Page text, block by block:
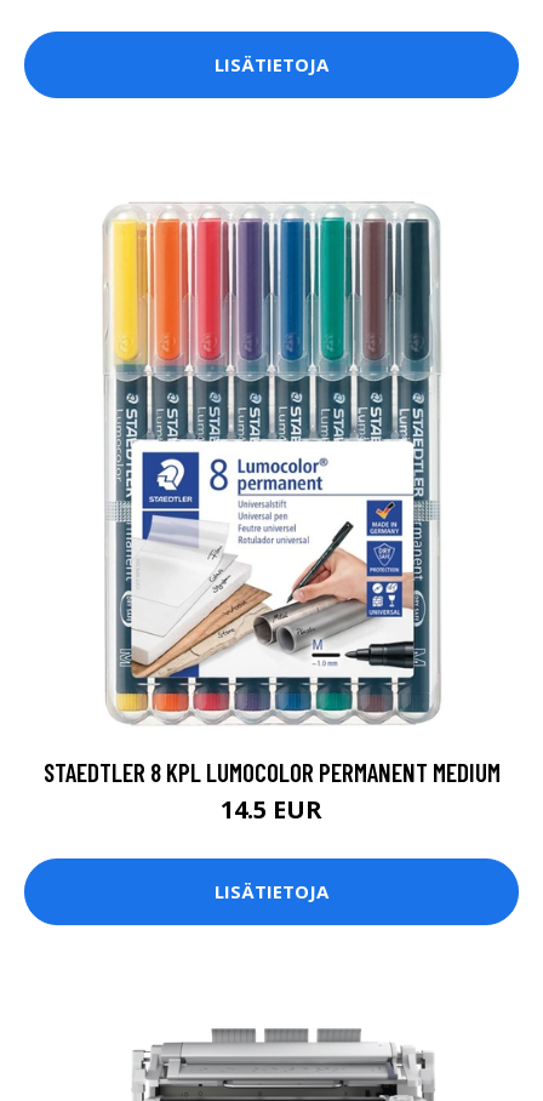
LISÄTIETOJA
STAEDTLER 8 KPL LUMOCOLOR PERMANENT MEDIUM
14.5 EUR
LISÄTIETOJA